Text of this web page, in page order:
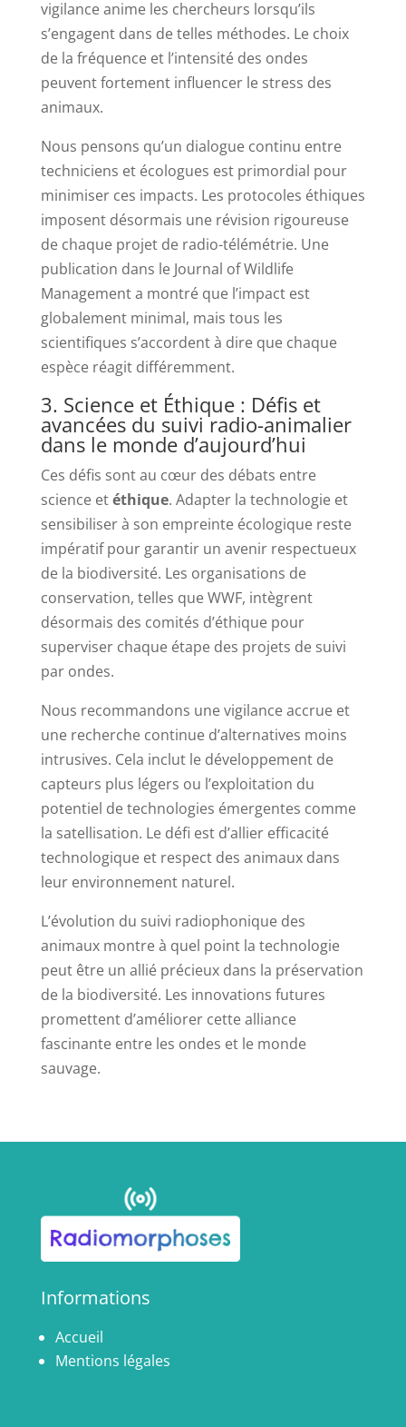
vigilance anime les chercheurs lorsqu’ils
s’engagent dans de telles méthodes. Le choix
de la fréquence et l’intensité des ondes
peuvent fortement influencer le stress des
animaux.
Nous pensons qu’un dialogue continu entre
techniciens et écologues est primordial pour
minimiser ces impacts. Les protocoles éthiques
imposent désormais une révision rigoureuse
de chaque projet de radio-télémétrie. Une
publication dans le Journal of Wildlife
Management a montré que l’impact est
globalement minimal, mais tous les
scientifiques s’accordent à dire que chaque
espèce réagit différemment.
3. Science et Éthique : Défis et
avancées du suivi radio-animalier
dans le monde d’aujourd’hui
Ces défis sont au cœur des débats entre
science etéthique. Adapter la technologie et
sensibiliser à son empreinte écologique reste
impératif pour garantir un avenir respectueux
de la biodiversité. Les organisations de
conservation, telles que WWF, intègrent
désormais des comités d’éthique pour
superviser chaque étape des projets de suivi
par ondes.
Nous recommandons une vigilance accrue et
une recherche continue d’alternatives moins
intrusives. Cela inclut le développement de
capteurs plus légers ou l’exploitation du
potentiel de technologies émergentes comme
la satellisation. Le défi est d’allier efficacité
technologique et respect des animaux dans
leur environnement naturel.
L’évolution du suivi radiophonique des
animaux montre à quel point la technologie
peut être un allié précieux dans la préservation
de la biodiversité. Les innovations futures
promettent d’améliorer cette alliance
fascinante entre les ondes et le monde
sauvage.
Informations
Accueil
Mentions légales